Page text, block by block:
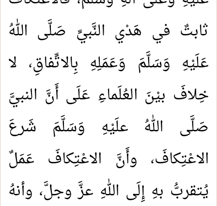
ثابتٌ في هَدْي النَّبيِّ صَلَّى اللهُ
عَلَيْهِ وَسَلَّمَ وَعَمَلِهِ بِالاتِّفاقِ، لا
خِلافَ بيْنَ العُلَماءِ عَلَى أَنَّ النبيَّ
صَلَّى اللهُ علَيْهِ وَسَلَّمَ شَرعَ
الاعْتِكافَ، وأَنَّ الاعْتِكافَ عَمَلٌ
يُتقربُّ بهِ إِلَى اللهِ عزَّ وجلَّ، وأنهُ